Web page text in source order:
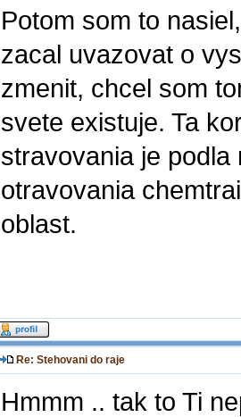
Potom som to
zacal uvazovat o
zmenit, chcel som
svete existuje. Ta
stravovania je
otravovania
oblast.
Re: Stehovani do raje
Hmmm .. tak to Ti